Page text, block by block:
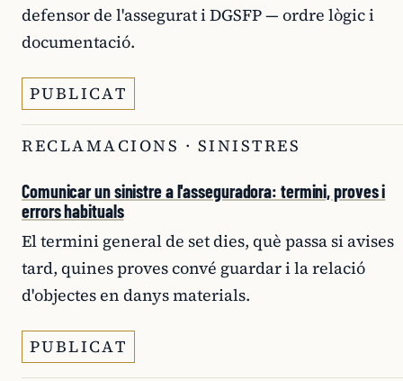
defensor de l'assegurat i DGSFP — ordre lògic i
documentació.
PUBLICAT
RECLAMACIONS · SINISTRES
Comunicar un sinistre a l'asseguradora: termini, proves i
errors habituals
El termini general de set dies, què passa si avises
tard, quines proves convé guardar i la relació
d'objectes en danys materials.
PUBLICAT